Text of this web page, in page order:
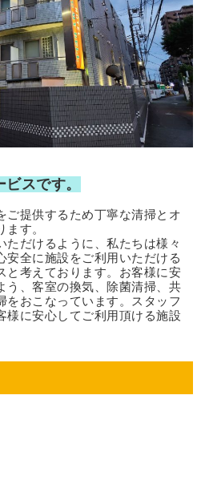
スです。
ご提供するため丁寧な清掃とオ
す。
ただけるように、私たちは様々
安全に施設をご利用いただける
と考えております。お客様に安
う、客室の換気、除菌清掃、共
をおこなっています。スタッフ
様に安心してご利用頂ける施設